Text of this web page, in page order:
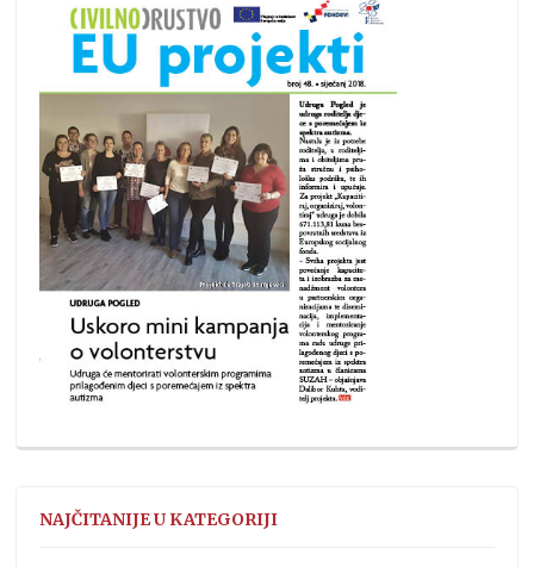
NAJČITANIJE U KATEGORIJI